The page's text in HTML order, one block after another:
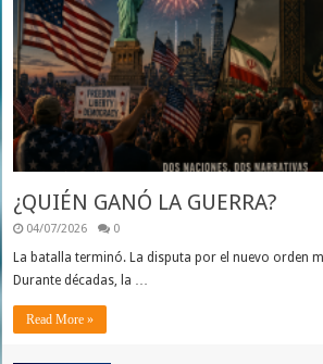
¿QUIÉN GANÓ LA GUERRA?
04/07/2026 0
La batalla terminó. La disputa por el nuevo orden
Durante décadas, la …
Read More »